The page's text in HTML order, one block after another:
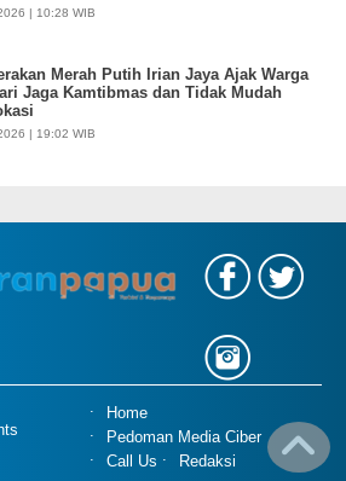
| 10:28 WIB
Merah Putih Irian Jaya Ajak Warga
Jaga Kamtibmas dan Tidak Mudah
| 19:02 WIB
Home
Pedoman Media Ciber
Call Us
Redaksi